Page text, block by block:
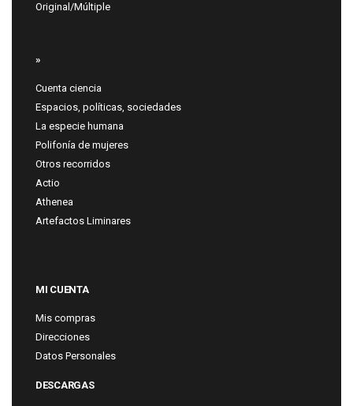
Original/Múltiple
»
Cuenta ciencia
Espacios, políticas, sociedades
La especie humana
Polifonía de mujeres
Otros recorridos
Actio
Athenea
Artefactos Liminares
MI CUENTA
Mis compras
Direcciones
Datos Personales
DESCARGAS